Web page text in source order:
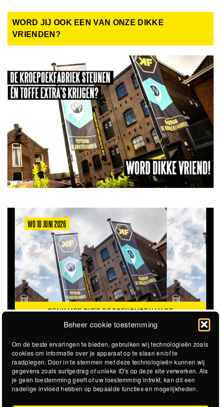
Beheer cookie toestemming
Om de beste ervaringen te bieden, gebruiken wij technologieën zoals
cookies om informatie over je apparaat op te slaan en/of te
raadplegen. Door in te stemmen met deze technologieën kunnen wij
gegevens zoals surfgedrag of unieke ID's op deze site verwerken. Als
je geen toestemming geeft of uw toestemming intrekt, kan dit een
nadelige invloed hebben op bepaalde functies en mogelijkheden.
WORD JIJ OOK EEN VAN ONZE DIKKE
VRIENDEN?
WO 10 JUNI 2026
DENK MEE OVER DE TOEKOMST VAN DE
KROEPOEKFABRIEK